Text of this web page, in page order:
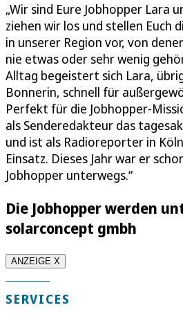
„Wir sind Eure Jobhopper Lara
ziehen wir los und stellen Euch
in unserer Region vor, von
nie etwas oder sehr wenig
Alltag begeistert sich Lara,
Bonnerin, schnell für
Perfekt für die Jobhopper-
als Senderedakteur das
und ist als Radioreporter in
Einsatz. Dieses Jahr war er
Jobhopper unterwegs.“
Die Jobhopper werden
solarconcept gmbh
ANZEIGE X
SERVICES